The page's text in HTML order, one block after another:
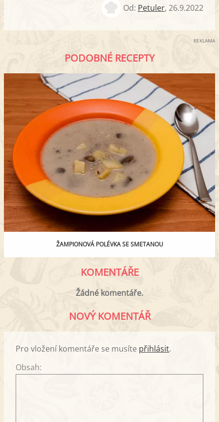
Od: Petuler, 26.9.2022
REKLAMA
PODOBNÉ RECEPTY
ŽAMPIONOVÁ POLÉVKA SE SMETANOU
KOMENTÁŘE
Žádné komentáře.
NOVÝ KOMENTÁŘ
Pro vložení komentáře se musíte přihlásit.
Obsah: